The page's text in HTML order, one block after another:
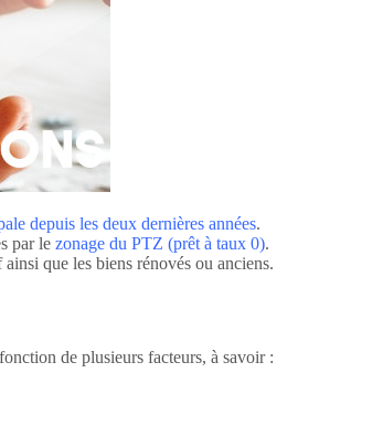
depuis les deux dernières années.
par le zonage du PTZ (prêt à taux 0).
que les biens rénovés ou anciens.
de plusieurs facteurs, à savoir :